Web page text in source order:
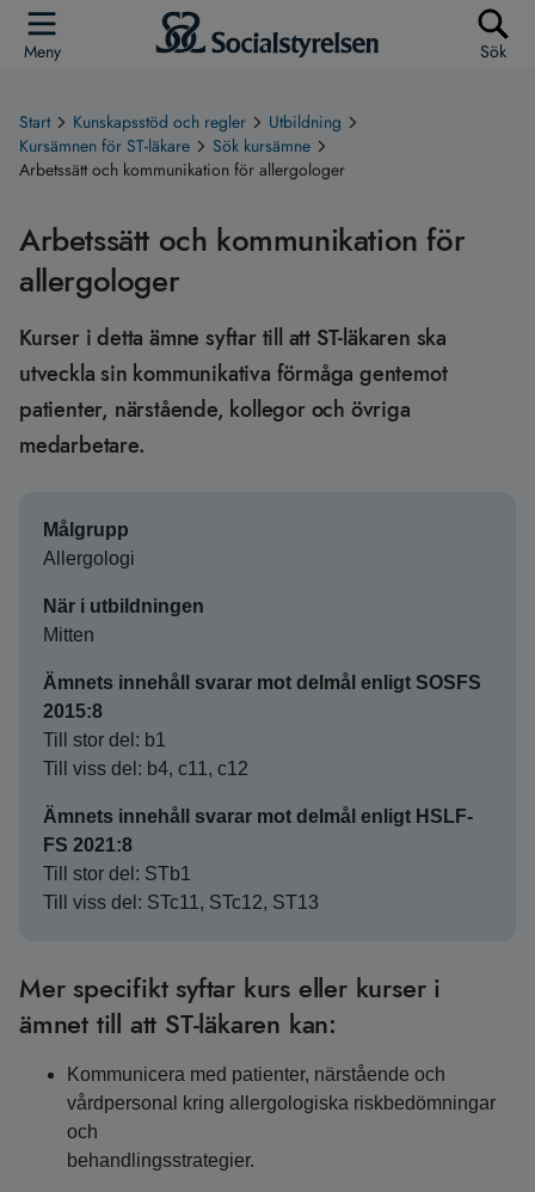
Meny Sök
Start Kunskapsstöd och regler
Utbildning
Kursämnen för ST-läkare
Sök kursämne
Arbetssätt och kommunikation för allergologer
Arbetssätt och kommunikation för
allergologer
Kurser i detta ämne syftar till att ST-läkaren ska
utveckla sin kommunikativa förmåga gentemot
patienter, närstående, kollegor och övriga
medarbetare.
Målgrupp
Allergologi
När i utbildningen
Mitten
Ämnets innehåll svarar mot delmål enligt SOSFS
2015:8
Till stor del: b1
Till viss del: b4, c11, c12
Ämnets innehåll svarar mot delmål enligt HSLF-
FS 2021:8
Till stor del: STb1
Till viss del: STc11, STc12, ST13
Mer specifikt syftar kurs eller kurser i
ämnet till att ST-läkaren kan:
Kommunicera med patienter, närstående och
vårdpersonal kring allergologiska riskbedömningar
och
behandlingsstrategier.